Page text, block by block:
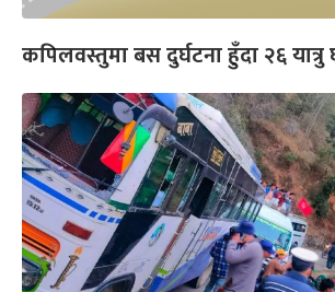
कपिलवस्तुमा बस दुर्घटना हुँदा २६ यात्रु